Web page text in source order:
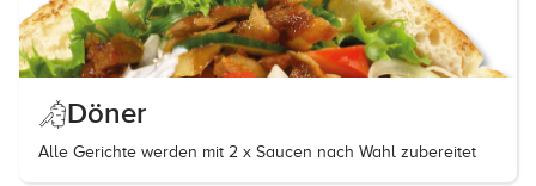
Döner
Alle Gerichte werden mit 2 x Saucen nach Wahl zubereitet